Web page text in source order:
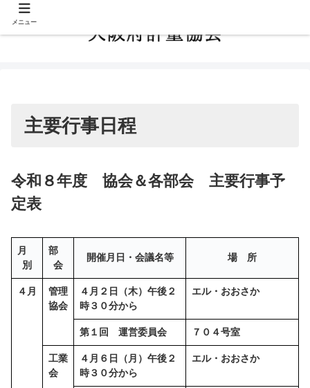
主要行事日程
令和８年度 協会＆各部会 主要行事予
定表
月
別
部
会
開催月日・会議名等 場 所
４月
管理
協会
４月２日（木）午後２
時３０分から
エル・おおさか
第１回 運営委員会 ７０４号室
工業
会
４月６日（月）午後２
時３０分から
エル・おおさか
メニュー